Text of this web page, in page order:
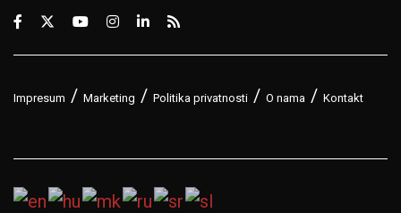
Impresum Marketing Politika privatnosti O nama Kontakt